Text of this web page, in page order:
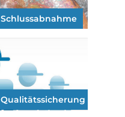
Schlussabnahme
Qualitätssicherung